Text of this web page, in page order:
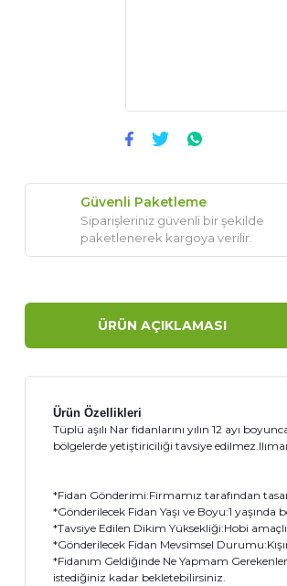
Güvenli Paketleme
Siparişleriniz güvenli bir şekilde
paketlenerek kargoya verilir.
ÜRÜN AÇIKLAMASI
Ürün Özellikleri
Tüplü aşılı Nar fidanlarını yılın 12 ayı
bölgelerde yetiştiriciliği tavsiye
*Fidan Gönderimi:Firmamız tarafından
*Gönderilecek Fidan Yaşı ve Boyu:1
*Tavsiye Edilen Dikim Yüksekliği:Hobi
*Gönderilecek Fidan Mevsimsel
*Fidanım Geldiğinde Ne Yapmam
istediğiniz kadar bekletebilirsiniz.